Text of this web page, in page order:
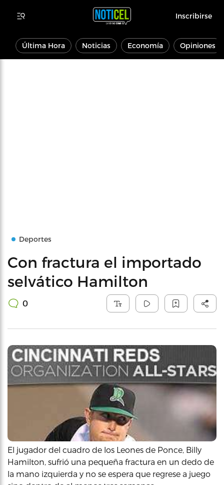
Inscribirse
Última Hora Noticias Economía Opiniones
Deportes
Con fractura el importado
selvático Hamilton
0
El jugador del cuadro de los Leones de Ponce, Billy
Hamilton, sufrió una pequeña fractura en un dedo de
la mano izquierda y no se espera que regrese a juego